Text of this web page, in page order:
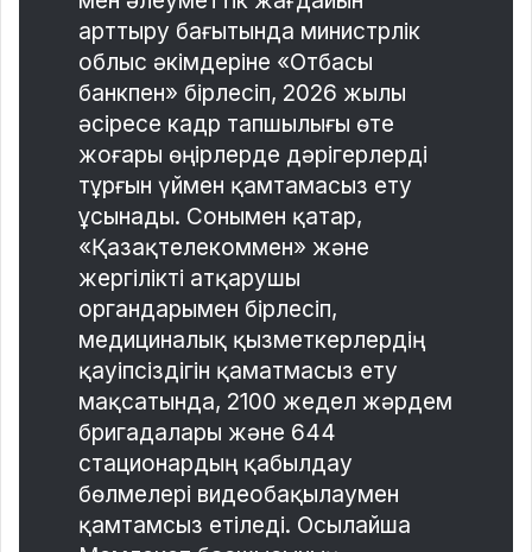
арттыру бағытында министрлік
облыс әкімдеріне «Отбасы
банкпен» бірлесіп, 2026 жылы
әсіресе кадр тапшылығы өте
жоғары өңірлерде дәрігерлерді
тұрғын үймен қамтамасыз ету
ұсынады. Сонымен қатар,
«Қазақтелекоммен» және
жергілікті атқарушы
органдарымен бірлесіп,
медициналық қызметкерлердің
қауіпсіздігін қаматмасыз ету
мақсатында, 2100 жедел жәрдем
бригадалары және 644
стационардың қабылдау
бөлмелері видеобақылаумен
қамтамсыз етіледі. Осылайша